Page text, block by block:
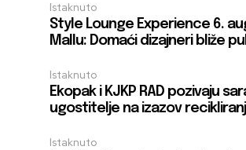
Istaknuto
Style Lounge Experience 6.
Mallu: Domaći dizajneri bliže
Istaknuto
Ekopak i KJKP RAD pozivaju
ugostitelje na izazov
Istaknuto